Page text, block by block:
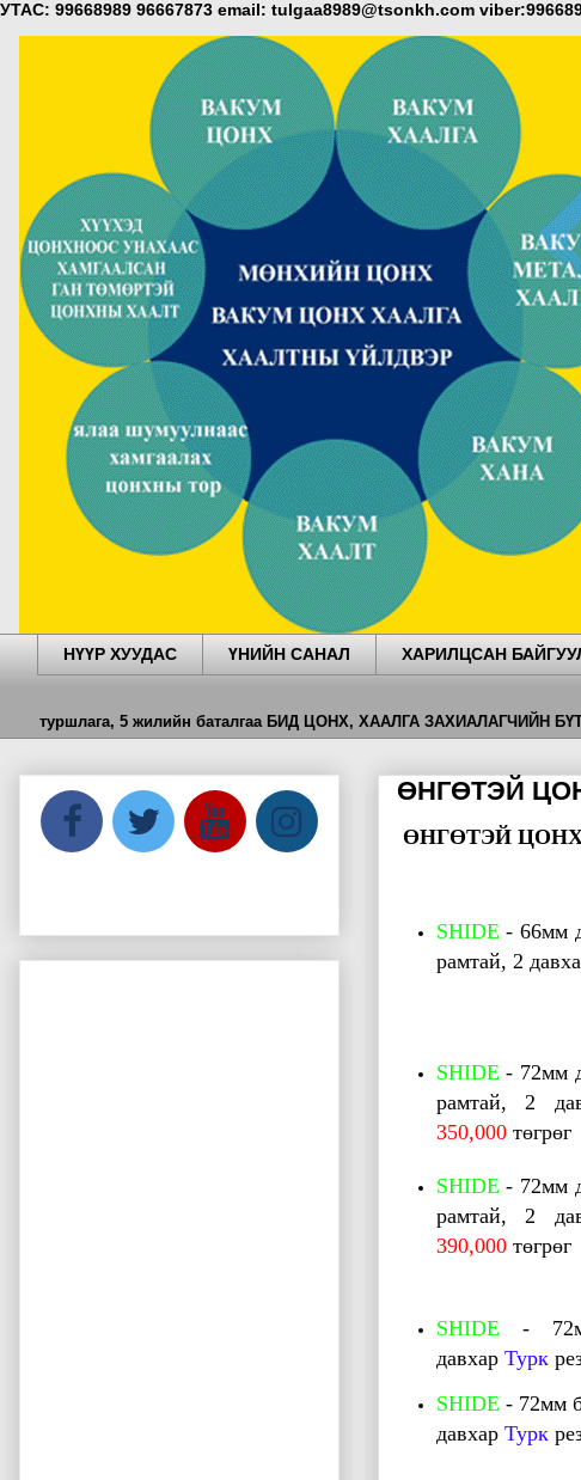
УТАС: 99668989 96667873 email: tulgaa8989@tsonkh.com
НҮҮР ХУУДАС ҮНИЙН САНАЛ ХАРИЛЦСАН
5 жилийн баталгаа БИД ЦОНХ, ХААЛГА ЗАХИАЛАГЧИЙН
ӨНГӨТЭЙ
ӨНГӨТЭЙ ЦОНХ
SHIDE - 66мм
рамтай, 2
SHIDE- 72мм
рамтай, 2
350,000төгрөг
SHIDE- 72мм
рамтай, 2
390,000 төгрөг
SHIDE -
давхар Турк
SHIDE - 72мм
давхар Турк